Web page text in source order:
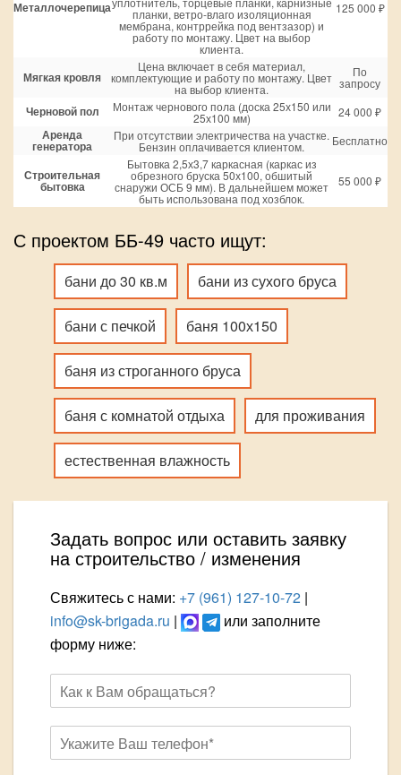
Металлочерепица планки, ветро-влаго изоляционная
мембрана, контррейка под вентзазор) и
работу по монтажу. Цвет на выбор
клиента.
125 000 ₽
Мягкая кровля
Цена включает в себя материал,
комплектующие и работу по монтажу. Цвет
на выбор клиента.
По
запросу
Черновой пол Монтаж чернового пола (доска 25х150 или
25х100 мм) 24 000 ₽
Аренда
генератора
При отсутствии электричества на участке.
Бензин оплачивается клиентом. Бесплатно
Строительная
бытовка
Бытовка 2,5х3,7 каркасная (каркас из
обрезного бруска 50х100, обшитый
снаружи ОСБ 9 мм). В дальнейшем может
быть использована под хозблок.
55 000 ₽
С проектом ББ-49 часто ищут:
бани до 30 кв.м бани из сухого бруса
бани с печкой баня 100х150
баня из строганного бруса
баня с комнатой отдыха для проживания
естественная влажность
Задать вопрос или оставить заявку
на строительство / изменения
Свяжитесь с нами: +7 (961) 127-10-72 |
info@sk-brigada.ru |
или заполните
форму ниже: